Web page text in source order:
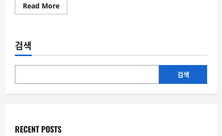
Read MoreRead
more
지
폭
적
로
는
가
검색
검색
RECENT POSTS